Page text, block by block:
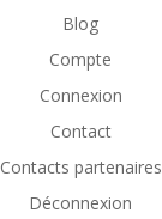
Blog
Compte
Connexion
Contact
Contacts partenaires
Déconnexion